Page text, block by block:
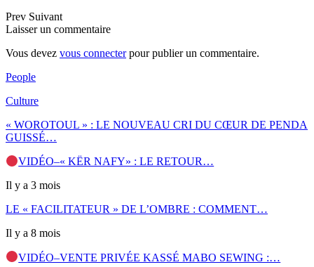
Prev Suivant
Laisser un commentaire
Vous devez vous connecterpour publier un commentaire.
People
Culture
« WOROTOUL » : LE NOUVEAU CRI DU CŒUR DE PENDA
GUISSÉ…
VIDÉO–« KËR NAFY» : LE RETOUR…
Il y a 3 mois
LE « FACILITATEUR » DE L’OMBRE : COMMENT…
Il y a 8 mois
VIDÉO–VENTE PRIVÉE KASSÉ MABO SEWING :…